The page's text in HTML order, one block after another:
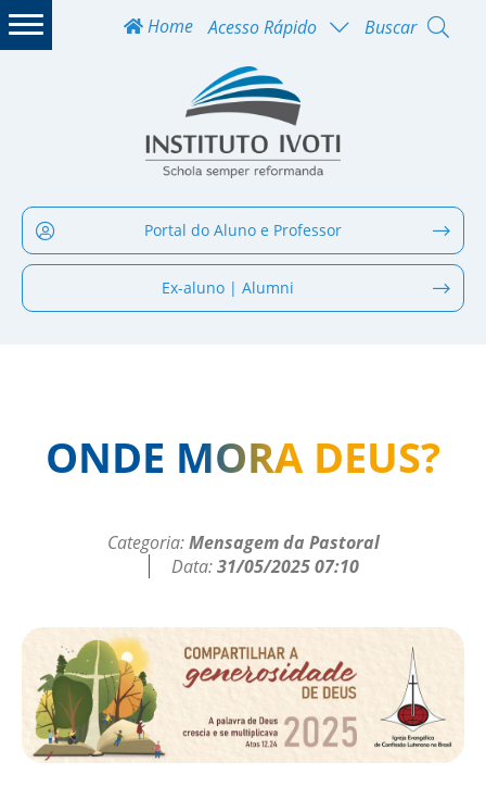
Home Acesso Rápido Buscar
Portal do Aluno e Professor
Ex-aluno | Alumni
ONDE MORA DEUS?
Categoria:Mensagem da Pastoral
Data:31/05/2025 07:10